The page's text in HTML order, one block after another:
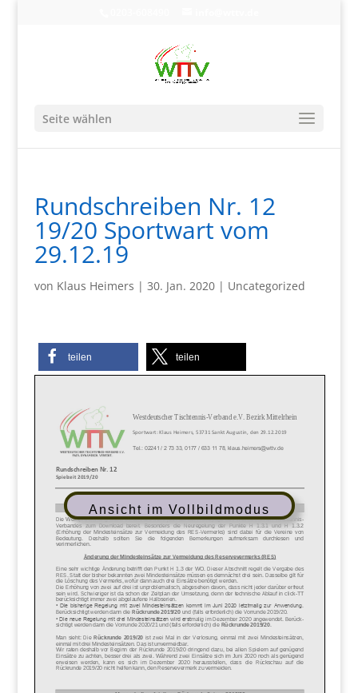
Seite wählen
Rundschreiben Nr. 12
19/20 Sportwart vom
29.12.19
von Klaus Heimers | 30. Jan. 2020| Uncategorized
teilen teilen
Ansicht im Vollbildmodus